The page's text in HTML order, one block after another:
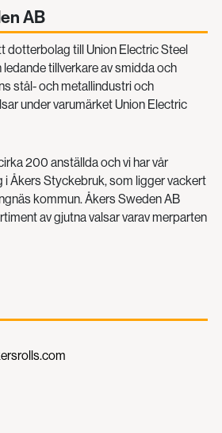
AB
dotterbolag till Union Electric Steel
tillverkare av smidda och
stål- och metallindustri och
under varumärket Union Electric
200 anställda och vi har vår
Åkers Styckebruk, som ligger vackert
kommun. Åkers Sweden AB
av gjutna valsar varav merparten